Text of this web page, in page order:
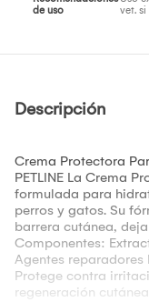
de uso
vet.
Descripción
Crema Protectora
PETLINE La Crema
formulada para
perros y gatos. Su
barrera cutánea,
Componentes:
Agentes
Protege contra
regeneración